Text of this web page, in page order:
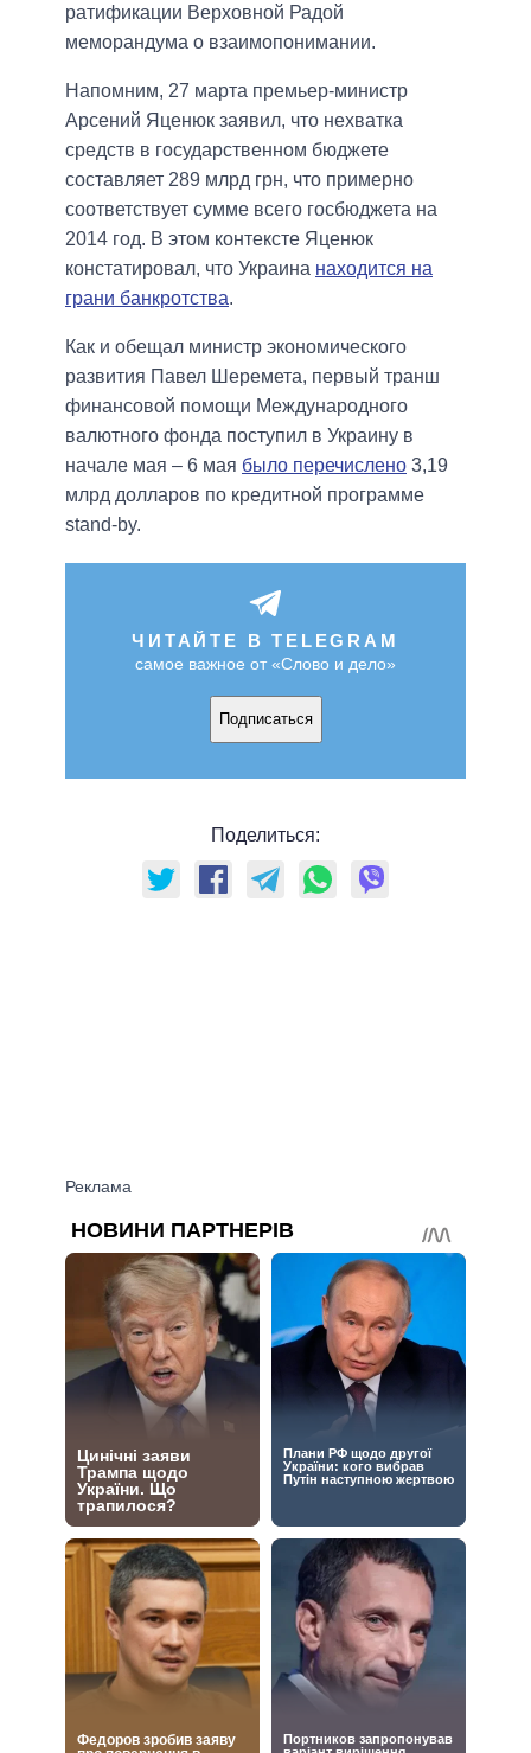
ратификации Верховной Радой
меморандума о взаимопонимании.
Напомним, 27 марта премьер-министр
Арсений Яценюк заявил, что нехватка
средств в государственном бюджете
составляет 289 млрд грн, что примерно
соответствует сумме всего госбюджета на
2014 год. В этом контексте Яценюк
констатировал, что Украина находится на
грани банкротства.
Как и обещал министр экономического
развития Павел Шеремета, первый транш
финансовой помощи Международного
валютного фонда поступил в Украину в
начале мая – 6 мая было перечислено 3,19
млрд долларов по кредитной программе
stand-by.
ЧИТАЙТЕ В TELEGRAM
самое важное от «Слово и дело»
Подписаться
Поделиться: